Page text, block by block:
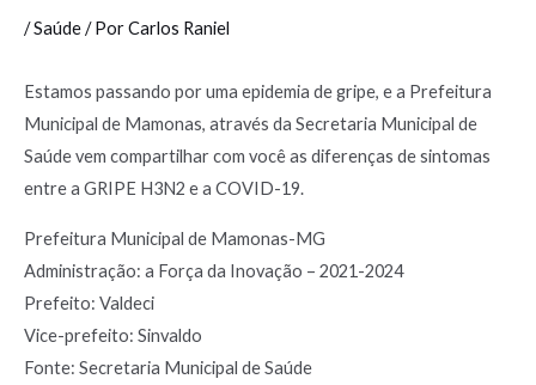
/Saúde/ PorCarlos Raniel
Estamos passando por uma epidemia de gripe, e a Prefeitura
Municipal de Mamonas, através da Secretaria Municipal de
Saúde vem compartilhar com você as diferenças de sintomas
entre a GRIPE H3N2 e a COVID-19.
Prefeitura Municipal de Mamonas-MG
Administração: a Força da Inovação – 2021-2024
Prefeito: Valdeci
Vice-prefeito: Sinvaldo
Fonte: Secretaria Municipal de Saúde